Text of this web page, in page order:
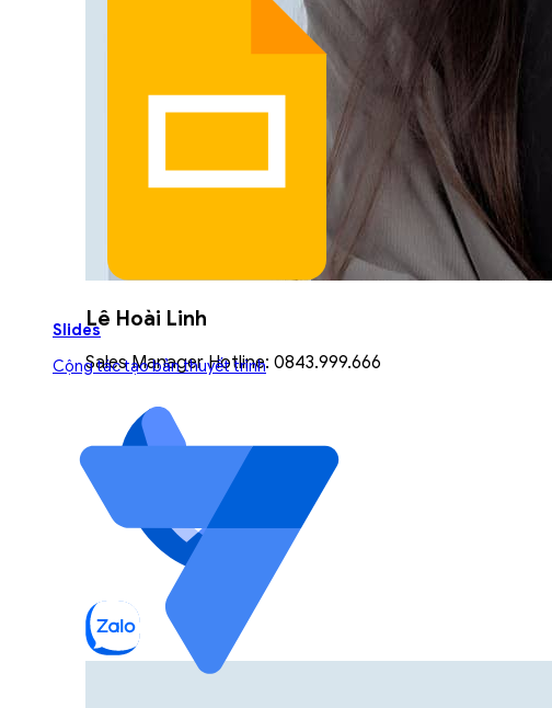
Lê Hoài Linh
Sales Manager Hotline: 0843.999.666
Slides
Cộng tác tạo bản thuyết trình